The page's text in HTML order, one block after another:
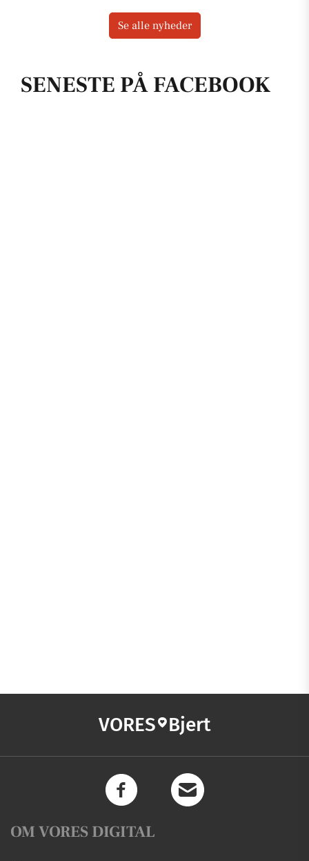
SENESTE PÅ FACEBOOK
Se alle nyheder
VORES Bjert
OM VORES DIGITAL